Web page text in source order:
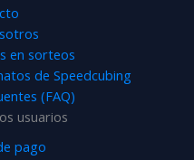
en sorteos
de Speedcubing
(FAQ)
usuarios
pago